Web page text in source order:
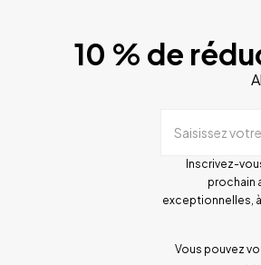
10 % de
Saisissez
Inscrivez-
prochain
exceptionnelles,
Vous pouvez